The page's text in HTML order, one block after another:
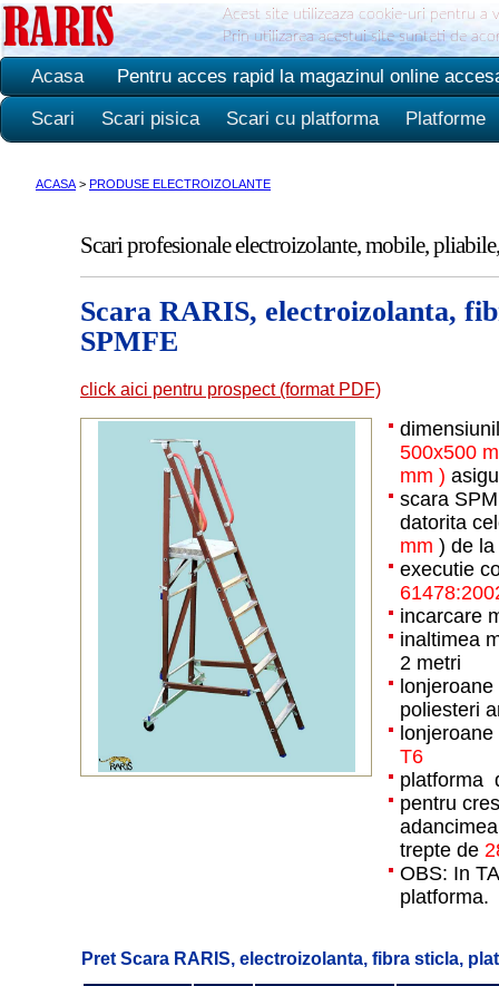
Acest site utilizeaza cookie-uri pentru a
Prin utilizarea acestui site sunteti de
Acasa
Pentru acces rapid la magazinul online
Scari
Scari pisica Scari cu platforma Platforme
ACASA > PRODUSE ELECTROIZOLANTE
Scari profesionale electroizolante, mobile,
Scara RARIS, electroizolanta,
SPMFE
click aici pentru prospect (format PDF)
500x500
mm )
scara
datorita
mm ) de
executie
incarcare
inaltimea
2 metri
poliesteri
T6
platforma
pentru
trepte de
OBS: In
platforma.
Pret Scara RARIS, electroizolanta, fibra sticla,